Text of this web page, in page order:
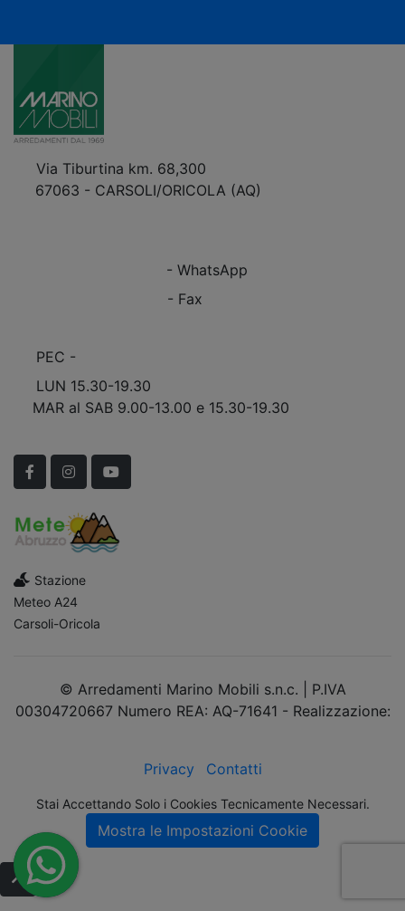
Via Tiburtina km. 68,300
67063 - CARSOLI/ORICOLA (AQ)
- WhatsApp
- Fax
PEC -
LUN 15.30-19.30
MAR al SAB 9.00-13.00 e 15.30-19.30
FacebookInstagramYouTube
Stazione
Meteo A24
Carsoli-Oricola
© Arredamenti Marino Mobili s.n.c. | P.IVA
00304720667 Numero REA: AQ-71641 - Realizzazione:
Privacy
Contatti
Stai Accettando Solo i Cookies Tecnicamente Necessari.
Mostra le Impostazioni Cookie